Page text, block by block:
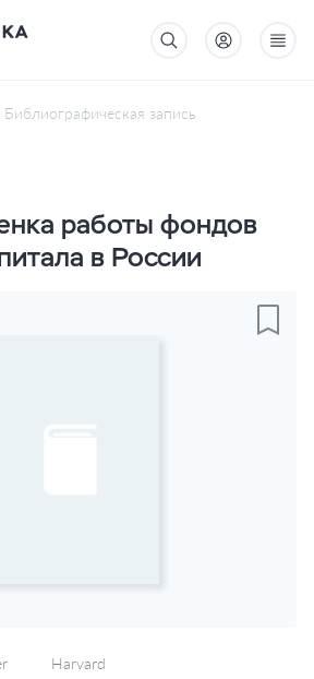
Библиографическая запись
работы фондов
в России
Harvard